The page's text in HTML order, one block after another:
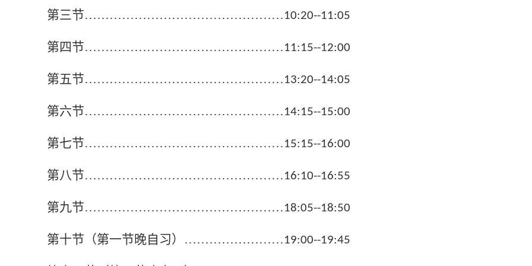
第三节…………………………………………10:20--11:05
第四节…………………………………………11:15--12:00
第五节…………………………………………13:20--14:05
第六节…………………………………………14:15--15:00
第七节…………………………………………15:15--16:00
第八节…………………………………………16:10--16:55
第九节…………………………………………18:05--18:50
第十节（第一节晚自习） ……………………19:00--19:45